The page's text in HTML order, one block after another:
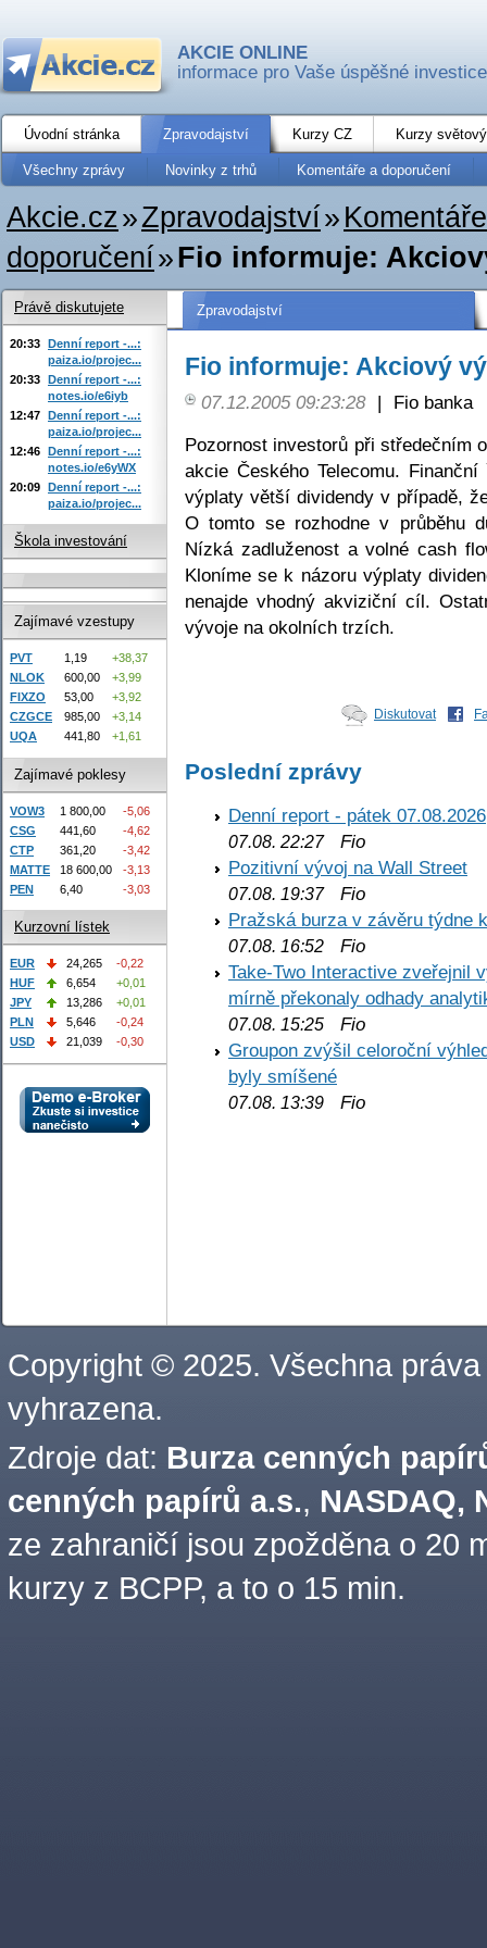
AKCIE ONLINE
informace pro Vaše úspěšné investice
Úvodní stránka Zpravodajství Kurzy CZ Kurzy
Všechny zprávy Novinky z trhů Komentáře a doporučení
Akcie.cz»Zpravodajství»
doporučení»Fio informuje:
Zpravodajství
Fio informuje: Akciový
07.12.2005 09:23:28 |
Fio banka
Pozornost investorů při středečním
akcie Českého Telecomu.
výplaty větší dividendy v případě,
O tomto se rozhodne v průběhu
Nízká zadluženost a volné cash
Kloníme se k názoru výplaty
nenajde vhodný akviziční cíl.
vývoje na okolních trzích.
Diskutovat
Poslední zprávy
Denní report - pátek 07.08.2026
07.08. 22:27Fio
Pozitivní vývoj na Wall Street
07.08. 19:37Fio
Pražská burza v závěru týdne
07.08. 16:52 Fio
Take-Two Interactive zveřejnil
mírně překonaly odhady
07.08. 15:25 Fio
Groupon zvýšil celoroční
byly smíšené
07.08. 13:39 Fio
Právě diskutujete
20:33 Denní report -...:
paiza.io/projec...
20:33 Denní report -...:
notes.io/e6iyb
12:47 Denní report -...:
paiza.io/projec...
12:46 Denní report -...:
notes.io/e6yWX
20:09 Denní report -...:
paiza.io/projec...
Škola investování
Zajímavé vzestupy
PVT 1,19
+38,37
NLOK
600,00
+3,99
FIXZO
53,00
+3,92
CZGCE
985,00
+3,14
UQA
441,80 +1,61
Zajímavé poklesy
VOW3 1 800,00
-5,06
CSG
441,60
-4,62
CTP
361,20
-3,42
MATTE
18 600,00
-3,13
PEN
6,40 -3,03
Kurzovní lístek
EUR 24,265
-0,22
HUF
6,654
+0,01
JPY
13,286
+0,01
PLN
5,646
-0,24
USD
21,039 -0,30
Copyright © 2025. Všechna práva
vyhrazena.
Zdroje dat: Burza cenných
cenných papírů a.s., NASDAQ,
ze zahraničí jsou zpožděna o 20
kurzy z BCPP, a to o 15 min.